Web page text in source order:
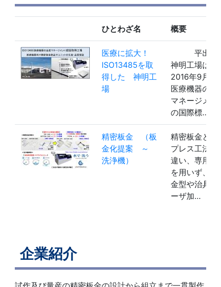
ひとわざ名 概要
医療に拡大！
ISO13485を取
得した 神明工
場
平出精
神明工場は、
2016年9月に
医療機器の品
マネージメン
の国際標…
精密板金 （板
金化提案 ～
洗浄機）
精密板金とは
プレス工法と
違い、専用金
を用いず、汎
金型や治具、
ーザ加…
企業紹介